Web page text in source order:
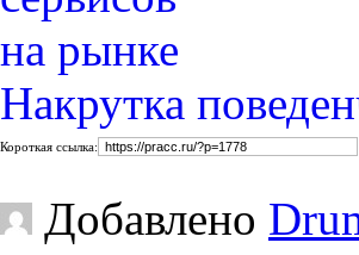
Накрутка
Короткая ссылка:
Добавлено